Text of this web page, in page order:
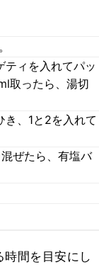
ティを入れてパッ
取ったら、湯切
、1と2を入れて
ぜたら、有塩バ
間を目安にし